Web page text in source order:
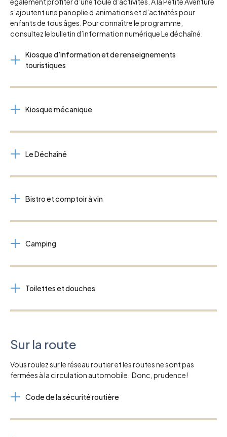
s’ajoutent une panoplie d’animations et d’activités pour
enfants de tous âges. Pour connaître le programme,
consultez le bulletin d’information numérique Le déchaîné.
Kiosque d'information et de renseignements
touristiques
Kiosque mécanique
Le Déchaîné
Bistro et comptoir à vin
Camping
Toilettes et douches
Sur la route
Vous roulez sur le réseau routier et les routes ne sont pas
fermées à la circulation automobile. Donc, prudence!
Code de la sécurité routière